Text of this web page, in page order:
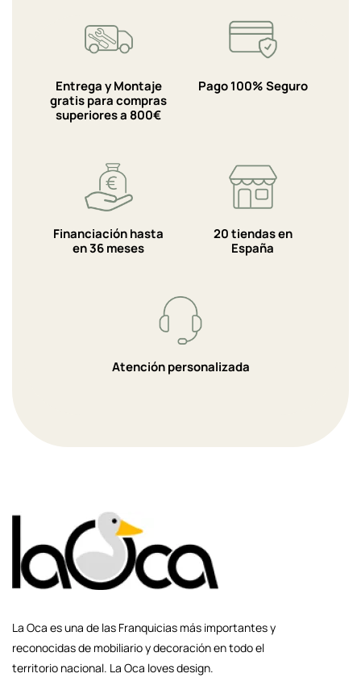
Entrega y Montaje
gratis para compras
superiores a 800€
Pago 100% Seguro
Financiación hasta
en 36 meses
20 tiendas en
España
Atención personalizada
La Oca es una de las Franquicias más importantes y
reconocidas de mobiliario y decoración en todo el
territorio nacional. La Oca loves design.